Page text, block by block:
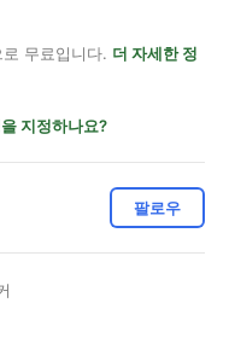
무료입니다. 더 자세한 정
지정하나요?
팔로우